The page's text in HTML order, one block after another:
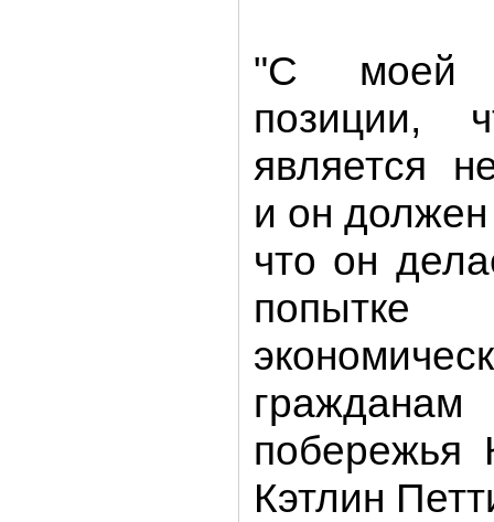
"С моей
позиции,
является
и он должен
что он
гражданам
побережья
Кэтлин